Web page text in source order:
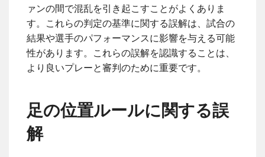
ァンの間で混乱を引き起こすことがよくありま
す。これらの判定の基準に関する誤解は、試合の
結果や選手のパフォーマンスに影響を与える可能
性があります。これらの誤解を認識することは、
より良いプレーと審判のために重要です。
足の位置ルールに関する誤
解